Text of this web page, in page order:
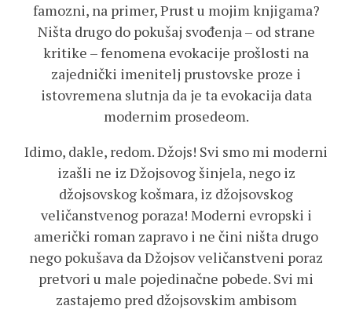
famozni, na primer, Prust u mojim knjigama?
Ništa drugo do pokušaj svođenja – od strane
kritike – fenomena evokacije prošlosti na
zajednički imenitelj prustovske proze i
istovremena slutnja da je ta evokacija data
modernim prosedeom.
Idimo, dakle, redom. Džojs! Svi smo mi moderni
izašli ne iz Džojsovog šinjela, nego iz
džojsovskog košmara, iz džojsovskog
veličanstvenog poraza! Moderni evropski i
američki roman zapravo i ne čini ništa drugo
nego pokušava da Džojsov veličanstveni poraz
pretvori u male pojedinačne pobede. Svi mi
zastajemo pred džojsovskim ambisom